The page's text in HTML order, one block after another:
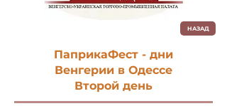
НАЗАД
ПаприкаФест - дни
Венгерии в Одессе
Второй день